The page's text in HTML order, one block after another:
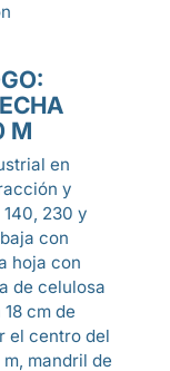
M
en
y
230 y
con
hoja con
de celulosa
cm de
el centro del
mandril de